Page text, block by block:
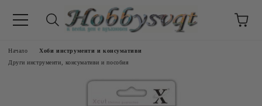
Начало
Хоби инструменти и консумативи
Други инструменти, консумативи и пособия